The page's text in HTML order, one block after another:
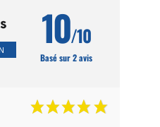
10/10
Basé sur 2 avis